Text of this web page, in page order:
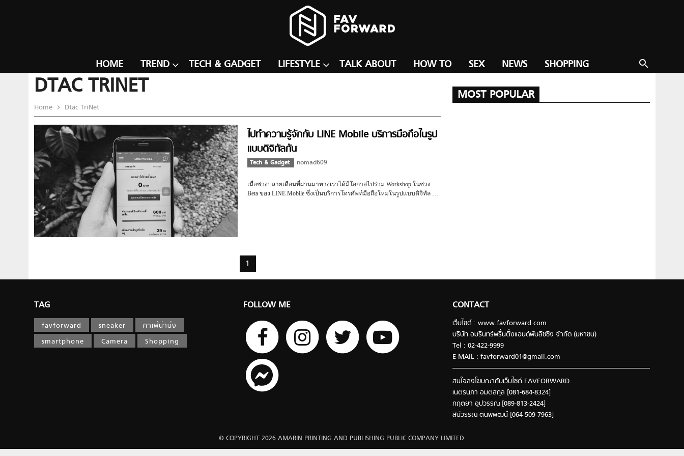
search
HOME TREND TECH & GADGET LIFESTYLE TALK ABOUT HOW TO SEX NEWS SHOPPING
DTAC TRINET
Home Dtac TriNet
ไปทำความรู้จักกับ LINE Mobile บริการมือถือในรูป
แบบดิจิทัลกัน
Tech & Gadget nomad609
เมื่อช่วงปลายเดือนที่ผ่านมาทางเราได้มีโอกาสไปร่วม Workshop ในช่วง
Beta ของ LINE Mobile ซึ่งเป็นบริการโทรศัพท์มือถือใหม่ในรูปแบบดิจิทัล …
1
MOST POPULAR
TAG
favforward sneaker
คาเฟ่น่านั่ง
smartphone
Camera Shopping
FOLLOW ME CONTACT
เว็บไซต์ : www.favforward.com
บริษัท อมรินทร์พริ้นติ้งแอนด์พับลิชชิ่ง จำกัด (มหาชน)
Tel : 02-422-9999
E-MAIL : favforward01@gmail.com
สนใจลงโฆษณากับเว็บไซต์ FAVFORWARD
เนตรนภา อมตสกุล [081-684-8324]
กฤตยา อุปวรรณ [089-813-2424]
สินีวรรณ ตันพิพัฒน์ [064-509-7963]
© COPYRIGHT 2026 AMARIN PRINTING AND PUBLISHING PUBLIC COMPANY LIMITED.